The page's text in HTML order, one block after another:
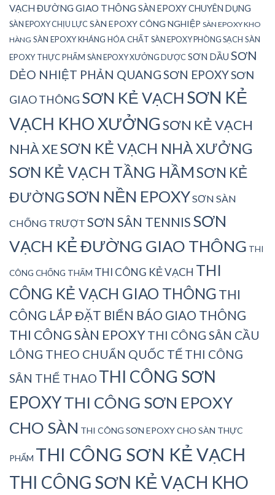
VẠCH ĐƯỜNG GIAO THÔNG SÀN EPOXY CHUYÊN DỤNG
SÀN EPOXY CHỊU LỰCSÀN EPOXY CÔNG NGHIỆP SÀN EPOXY KHO
HÀNG SÀN EPOXY KHÁNG HÓA CHẤT SÀN EPOXY PHÒNG SẠCH SÀN
EPOXY THỰC PHẨM SÀN EPOXY XƯỞNG DƯỢCSƠN DẦU SƠN
DẺO NHIỆT PHẢN QUANGSƠN EPOXYSƠN
GIAO THÔNG SƠN KẺ VẠCH SƠN KẺ
VẠCH KHO XƯỞNGSƠN KẺ VẠCH
NHÀ XESƠN KẺ VẠCH NHÀ XƯỞNG
SƠN KẺ VẠCH TẦNG HẦMSƠN KẺ
ĐƯỜNGSƠN NỀN EPOXYSƠN SÀN
CHỐNG TRƯỢT SƠN SÂN TENNIS SƠN
VẠCH KẺ ĐƯỜNG GIAO THÔNG THI
CÔNG CHỐNG THẤM THI CÔNG KẺ VẠCH THI
CÔNG KẺ VẠCH GIAO THÔNG THI
CÔNG LẮP ĐẶT BIỂN BÁO GIAO THÔNG
THI CÔNG SÀN EPOXYTHI CÔNG SÂN CẦU
LÔNG THEO CHUẨN QUỐC TẾ THI CÔNG
SÂN THỂ THAO THI CÔNG SƠN
EPOXYTHI CÔNG SƠN EPOXY
CHO SÀN THI CÔNG SƠN EPOXY CHO SÀN THỰC
PHẨM THI CÔNG SƠN KẺ VẠCH
THI CÔNG SƠN KẺ VẠCH KHO